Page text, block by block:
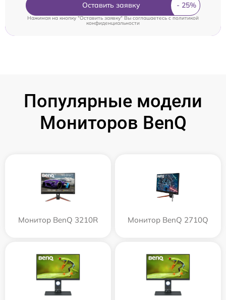
Оставить заявку
Нажимая на кнопку "Оставить заявку" Вы соглашаетесь cполитикой
конфиденциальности
Популярные модели
Мониторов BenQ
Монитор BenQ 3210R Монитор BenQ 2710Q